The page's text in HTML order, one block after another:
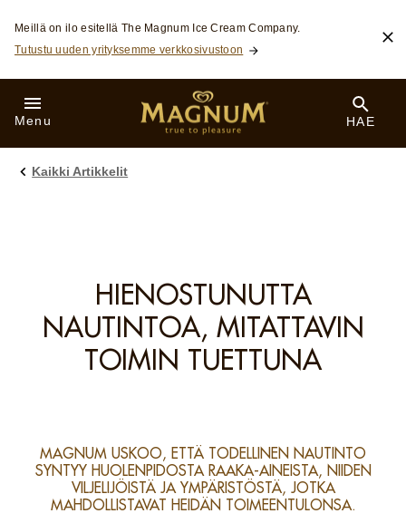
Skip to:
Meillä on ilo esitellä The Magnum Ice Cream Company.
Tutustu uuden yrityksemme verkkosivustoon
Menu HAE
Kaikki Artikkelit
HIENOSTUNUTTA
NAUTINTOA, MITATTAVIN
TOIMIN TUETTUNA
MAGNUM USKOO, ETTÄ TODELLINEN NAUTINTO
SYNTYY HUOLENPIDOSTA RAAKA-AINEISTA, NIIDEN
VILJELIJÖISTÄ JA YMPÄRISTÖSTÄ, JOTKA
MAHDOLLISTAVAT HEIDÄN TOIMEENTULONSA.